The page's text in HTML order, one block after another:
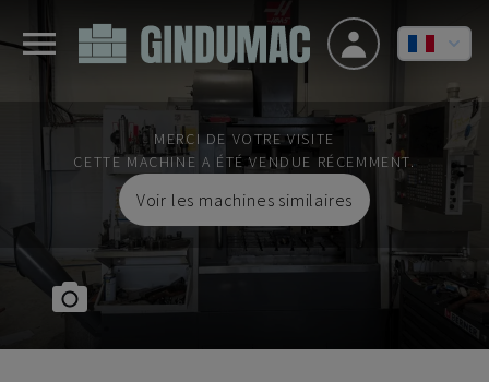
MERCI DE VOTRE VISITE
CETTE MACHINE A ÉTÉ VENDUE RÉCEMMENT.
Voir les machines similaires